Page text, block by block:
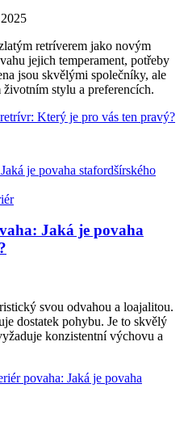
retríverem jako novým
jejich temperament, potřeby
jsou skvělými společníky, ale
životním stylu a preferencích.
Který je pro vás ten pravý?
Jaká je povaha
svou odvahou a loajalitou.
dostatek pohybu. Je to skvělý
konzistentní výchovu a
povaha: Jaká je povaha